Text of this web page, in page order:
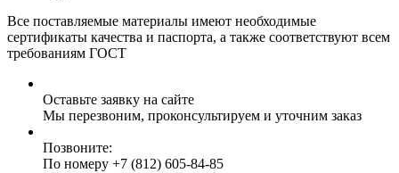
Все поставляемые материалы имеют необходимые
сертификаты качества и паспорта, а также соответствуют всем
требованиям ГОСТ
Оставьте заявку на сайте
Мы перезвоним, проконсультируем и уточним заказ
Позвоните:
По номеру +7 (812) 605-84-85